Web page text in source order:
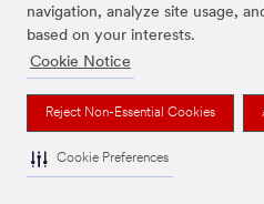
navigation, analyze site usage,
based on your interests.
Cookie Notice
Reject Non-Essential Cookies
Cookie Preferences